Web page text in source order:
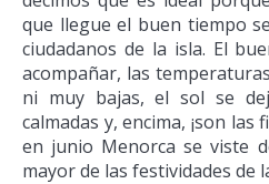
que llegue el buen tiempo
ciudadanos de la isla. El
acompañar, las
ni muy bajas, el sol se
calmadas y, encima, ¡son las
en junio Menorca se viste
mayor de las festividades de